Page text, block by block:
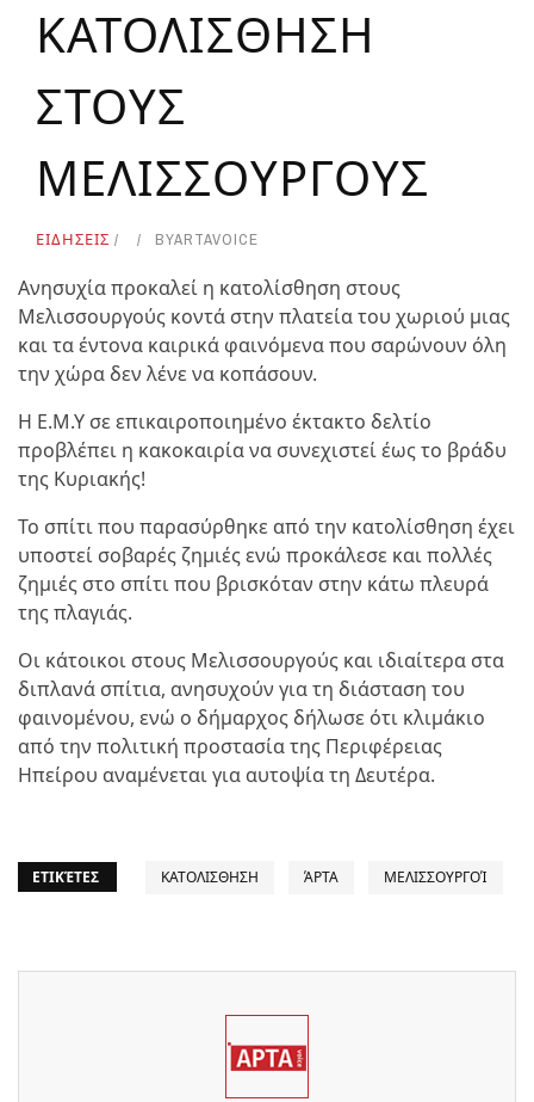
ΚΑΤΟΛΙΣΘΗΣΗ
ΣΤΟΥΣ
ΜΕΛΙΣΣΟΥΡΓΟΥΣ
ΕΙΔΗΣΕΙΣ BYARTAVOICE
Ανησυχία προκαλεί η κατολίσθηση στους
Μελισσουργούς κοντά στην πλατεία του χωριού μιας
και τα έντονα καιρικά φαινόμενα που σαρώνουν όλη
την χώρα δεν λένε να κοπάσουν.
Η Ε.Μ.Υ σε επικαιροποιημένο έκτακτο δελτίο
προβλέπει η κακοκαιρία να συνεχιστεί έως το βράδυ
της Κυριακής!
Το σπίτι που παρασύρθηκε από την κατολίσθηση έχει
υποστεί σοβαρές ζημιές ενώ προκάλεσε και πολλές
ζημιές στο σπίτι που βρισκόταν στην κάτω πλευρά
της πλαγιάς.
Οι κάτοικοι στους Μελισσουργούς και ιδιαίτερα στα
διπλανά σπίτια, ανησυχούν για τη διάσταση του
φαινομένου, ενώ ο δήμαρχος δήλωσε ότι κλιμάκιο
από την πολιτική προστασία της Περιφέρειας
Ηπείρου αναμένεται για αυτοψία τη Δευτέρα.
ΕΤΙΚΈΤΕΣ ΚΑΤΟΛΙΣΘΗΣΗ ΆΡΤΑ ΜΕΛΙΣΣΟΥΡΓΟΊ